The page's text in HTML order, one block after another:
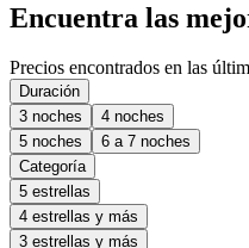
Encuentra las
Precios encontrados en las
Duración
3 noches
4 noches
5 noches
6 a 7 noches
Categoría
5 estrellas
4 estrellas y más
3 estrellas y más